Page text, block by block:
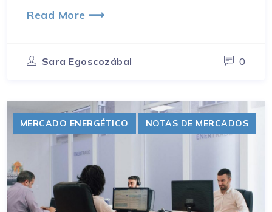
Read More ⟶
Sara Egoscozábal 0
MERCADO ENERGÉTICO NOTAS DE MERCADOS